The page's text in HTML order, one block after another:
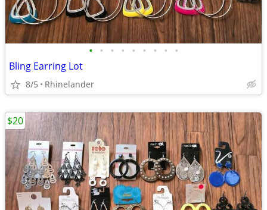
• • • • • • • • •
Bling Earring Lot
8/5 Rhinelander
$20